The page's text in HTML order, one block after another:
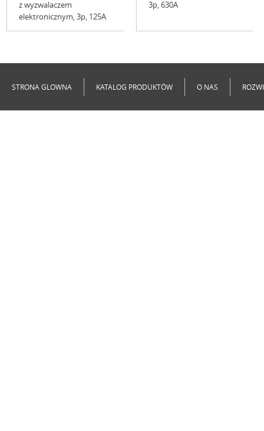
z wyzwalaczem
elektronicznym, 3p, 125A
3р, 630А
STRONA GLOWNA KATALOG PRODUKTÓW O NAS